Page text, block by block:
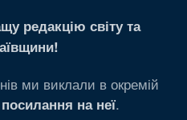
редакцію світу та
ми виклали в окремій
посилання на неї.